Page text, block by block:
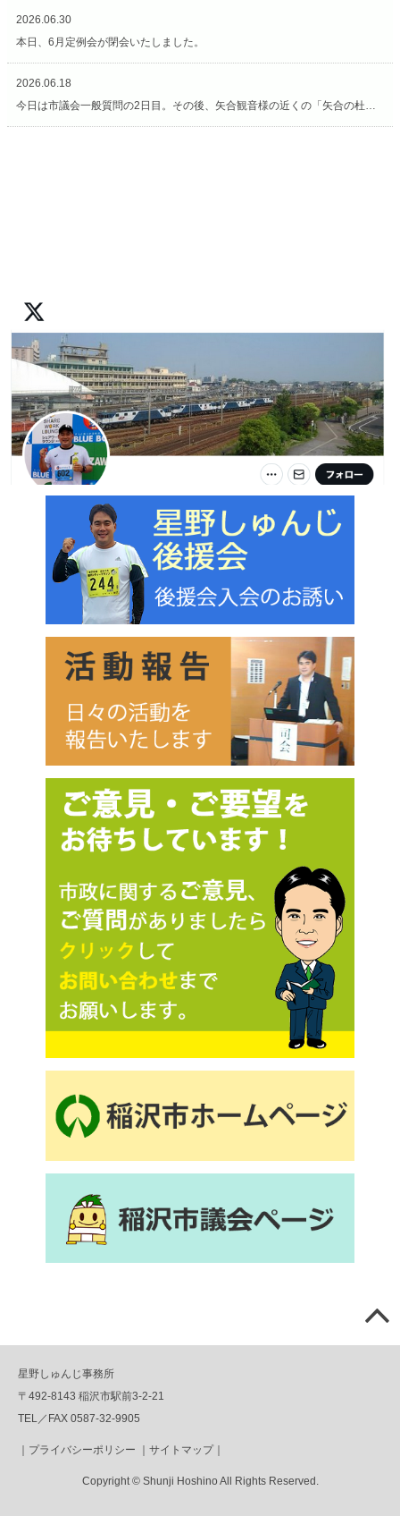
2026.06.30
本日、6月定例会が閉会いたしました。
2026.06.18
今日は市議会一般質問の2日目。その後、矢合観音様の近くの「矢合の杜」へ。
星野しゅんじ事務所
〒492-8143 稲沢市駅前3-2-21
TEL／FAX 0587-32-9905
プライバシーポリシー サイトマップ｜
Copyright © Shunji Hoshino All Rights Reserved.